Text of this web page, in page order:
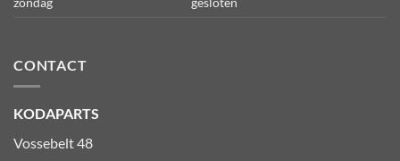
CONTACT
KODAPARTS
Vossebelt 48